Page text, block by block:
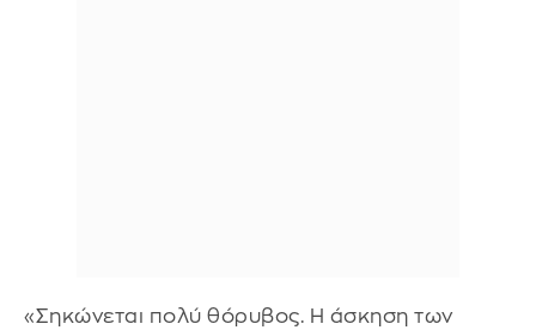
«Σηκώνεται πολύ θόρυβος. Η άσκηση των